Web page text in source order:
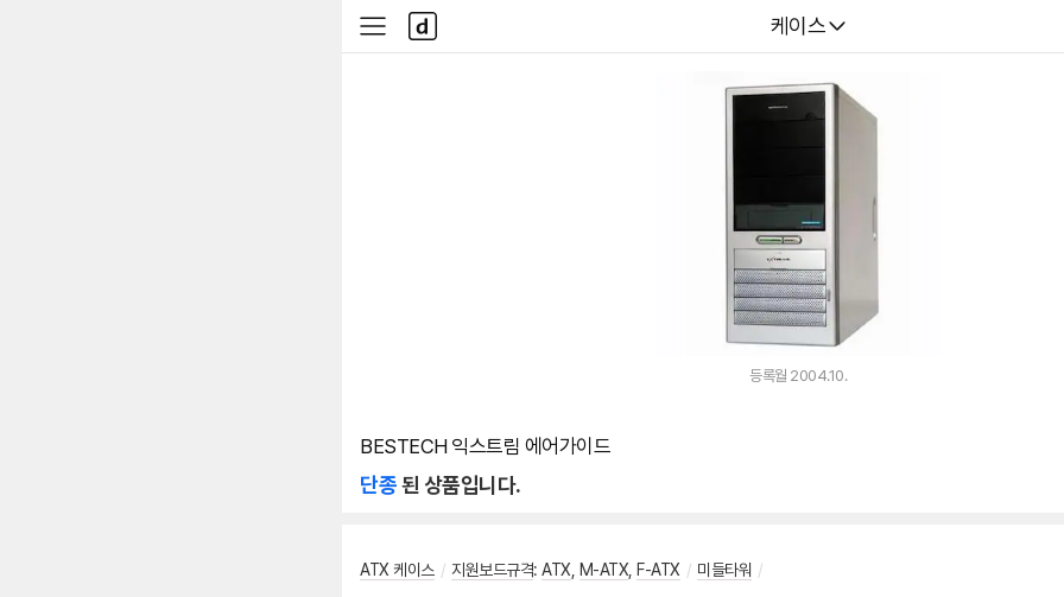
다나와
케이스
사
이
다
나
와
등록월 2004.10.
BESTECH 익스트림 에어가이드
단종된 상품입니다.
ATX 케이스 / 지원보드규격: ATX M-ATX F-ATX / 미들타워 /